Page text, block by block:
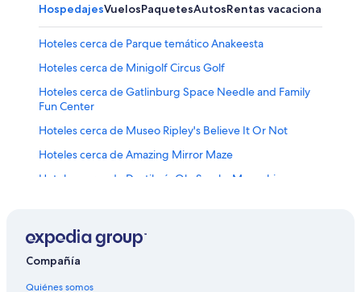
HospedajesVuelosPaquetesAutosRentas vacacionales
Hoteles cerca de Parque temático Anakeesta
Hoteles cerca de Minigolf Circus Golf
Hoteles cerca de Gatlinburg Space Needle and Family
Fun Center
Hoteles cerca de Museo Ripley's Believe It Or Not
Hoteles cerca de Amazing Mirror Maze
Hoteles cerca de Destilería Ole Smoky Moonshine
Hoteles 3 estrellas en Gatlinburg
Hoteles 4 estrellas en Gatlinburg
Compañía
Quiénes somos